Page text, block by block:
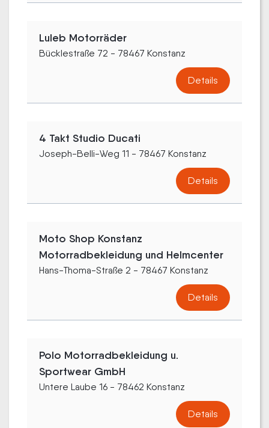
Luleb Motorräder
Bücklestraße 72 - 78467 Konstanz
Details
4 Takt Studio Ducati
Joseph-Belli-Weg 11 - 78467 Konstanz
Details
Moto Shop Konstanz
Motorradbekleidung und Helmcenter
Hans-Thoma-Straße 2 - 78467 Konstanz
Details
Polo Motorradbekleidung u.
Sportwear GmbH
Untere Laube 16 - 78462 Konstanz
Details